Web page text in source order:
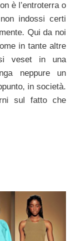
è l’entroterra o
indossi certi
Qui da noi
in tante altre
veset in una
neppure un
in società.
sul fatto che